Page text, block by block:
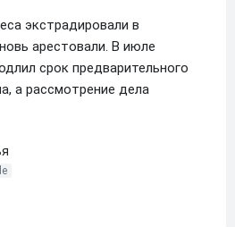
экстрадировали в
арестовали. В июле
срок предварительного
а рассмотрение дела